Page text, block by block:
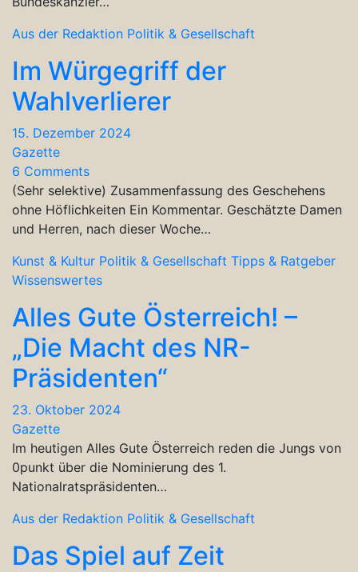
Aus der Redaktion Politik & Gesellschaft
Im Würgegriff der
Wahlverlierer
15. Dezember 2024
Gazette
6 Comments
(Sehr selektive) Zusammenfassung des Geschehens
ohne Höflichkeiten Ein Kommentar. Geschätzte Damen
und Herren, nach dieser Woche…
Kunst & Kultur Politik & Gesellschaft Tipps & Ratgeber
Wissenswertes
Alles Gute Österreich! –
„Die Macht des NR-
Präsidenten“
23. Oktober 2024
Gazette
Im heutigen Alles Gute Österreich reden die Jungs von
0punkt über die Nominierung des 1.
Nationalratspräsidenten…
Aus der Redaktion Politik & Gesellschaft
Das Spiel auf Zeit